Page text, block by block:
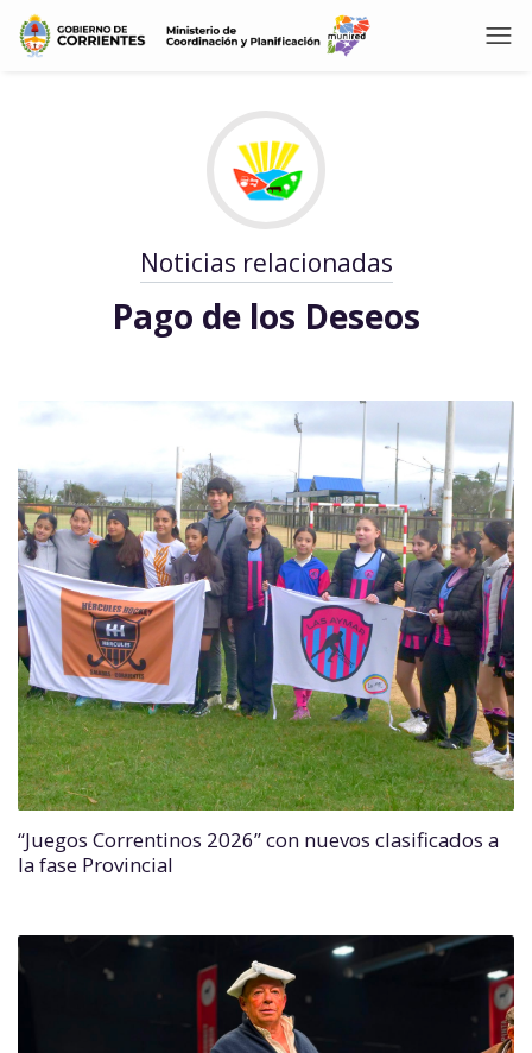
Noticias relacionadas
Pago de los Deseos
“Juegos Correntinos 2026” con nuevos clasificados a
la fase Provincial